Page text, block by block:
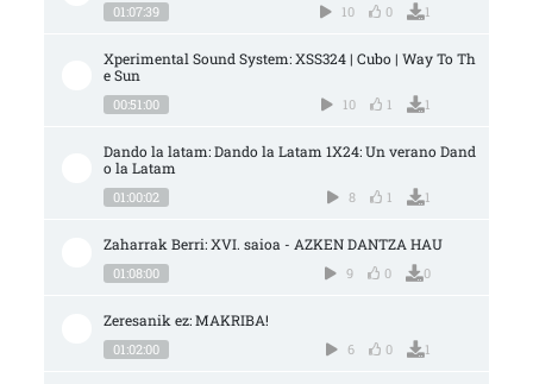
01:07:39 10 0 1
Xperimental Sound System: XSS324 | Cubo | Way To Th
e Sun
00:51:00 10 1 1
Dando la latam: Dando la Latam 1X24: Un verano Dand
o la Latam
01:00:02 8 1 1
Zaharrak Berri: XVI. saioa - AZKEN DANTZA HAU
01:08:00 9 0 0
Zeresanik ez: MAKRIBA!
01:02:00 6 0 1